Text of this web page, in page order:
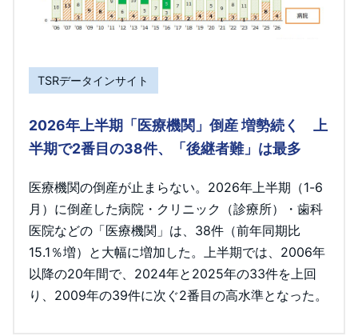
TSRデータインサイト
2026年上半期「医療機関」倒産 増勢続く 上
半期で2番目の38件、「後継者難」は最多
医療機関の倒産が止まらない。2026年上半期（1-6
月）に倒産した病院・クリニック（診療所）・歯科
医院などの「医療機関」は、38件（前年同期比
15.1％増）と大幅に増加した。上半期では、2006年
以降の20年間で、2024年と2025年の33件を上回
り、2009年の39件に次ぐ2番目の高水準となった。